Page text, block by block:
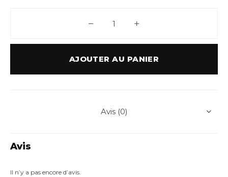
quantité de ZIST #4 Hors la
AJOUTER AU PANIER
Avis (0)
Avis
Il n’y a pas encore d’avis.